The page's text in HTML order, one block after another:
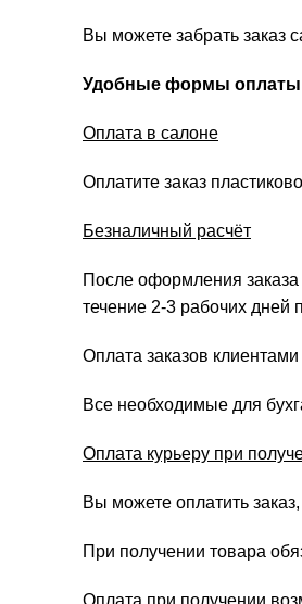
Вы можете забрать заказ
Удобные формы
Оплата в салоне
Оплатите заказ
Безналичный расчёт
После оформления заказа
течение 2-3 рабочих дней
Оплата заказов
Все необходимые для
Оплата курьеру при
Вы можете оплатить
При получении товара